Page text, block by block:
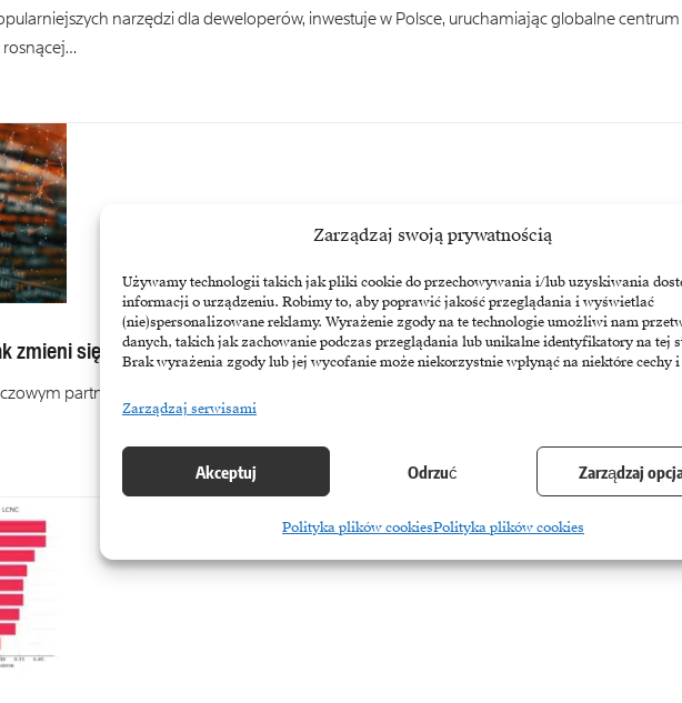
Zarządzaj swoją prywatnością
Używamy technologii takich jak pliki cookie do przechowywania i/lub uzyskiwania
informacji o urządzeniu. Robimy to, aby poprawić jakość przeglądania i wyświetlać
(nie)spersonalizowane reklamy. Wyrażenie zgody na te technologie umożliwi nam
danych, takich jak zachowanie podczas przeglądania lub unikalne identyfikatory na tej
Brak wyrażenia zgody lub jej wycofanie może niekorzystnie wpłynąć na niektóre cechy
Zarządzaj serwisami
Akceptuj Odrzuć Zarządzaj
Polityka plików cookiesPolityka plików cookies
narzędzi dla deweloperów, inwestuje w Polsce, uruchamiając globalne centrum
zmieni się praca programisty do 2030 roku?
partnerem w procesie tworzenia oprogramowania, przejmując znaczną część zadań